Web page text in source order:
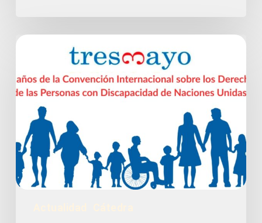
20
la
Convención
Internacional
sobre
los
Derechos
de
las